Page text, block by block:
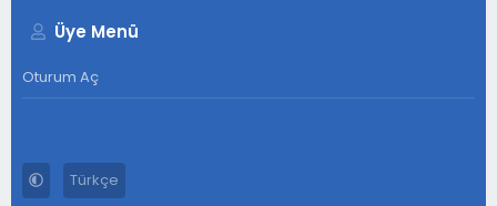
Üye Menü
Oturum Aç
Türkçe